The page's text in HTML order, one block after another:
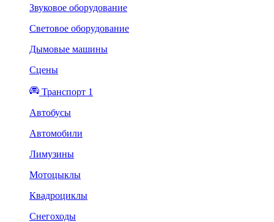
Звуковое оборудование
Световое оборудование
Дымовые машины
Сцены
Транспорт 1
Автобусы
Автомобили
Лимузины
Мотоцыклы
Квадроциклы
Снегоходы